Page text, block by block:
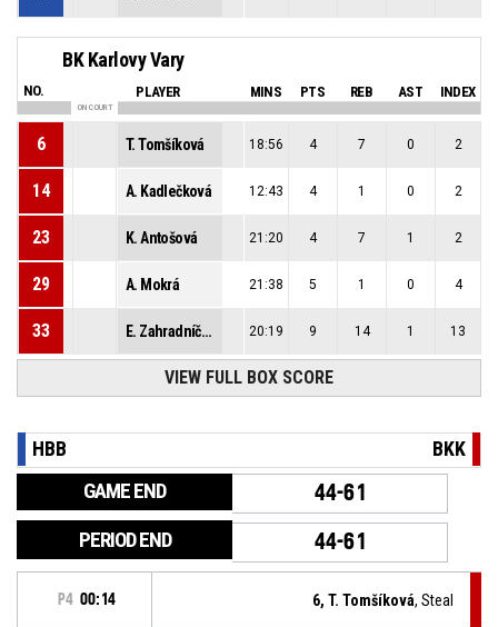
BK Karlovy Vary
NO. PLAYER MINS PTS REB AST INDEX
ON COURT
6 T. Tomšíková 18:56 4 7 0 2
14 A. Kadlečková 12:43 4 1 0 2
23 K. Antošová 21:20 4 7 1 2
29 A. Mokrá 21:38 5 1 0 4
33 E. Zahradníčková 20:19 9 14 1 13
VIEW FULL BOX SCORE
HBB BKK
GAME END 44-61
PERIOD END 44-61
P4 00:14 6, T. Tomšíková, Steal